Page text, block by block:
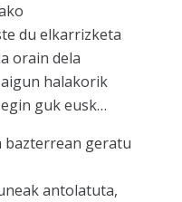
du elkarrizketa
orain dela
halakorik
guk eusk…
geratu
antolatuta,